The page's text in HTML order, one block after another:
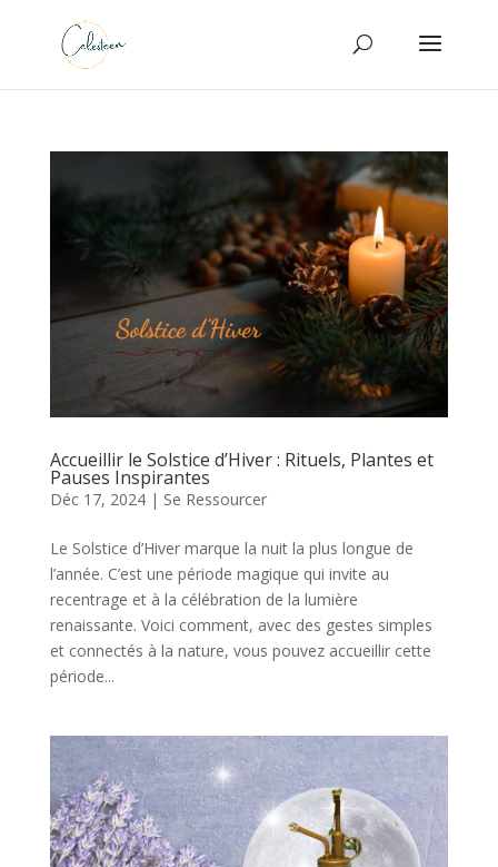
Accueillir le Solstice d’Hiver : Rituels, Plantes et
Pauses Inspirantes
Déc 17, 2024| Se Ressourcer
Le Solstice d’Hiver marque la nuit la plus longue de
l’année. C’est une période magique qui invite au
recentrage et à la célébration de la lumière
renaissante. Voici comment, avec des gestes simples
et connectés à la nature, vous pouvez accueillir cette
période...